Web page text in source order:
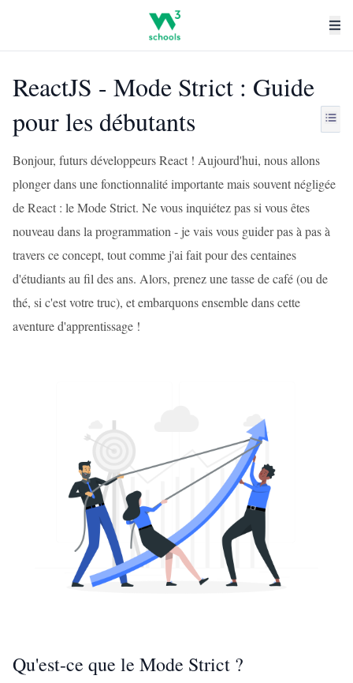
ReactJS - Mode Strict : Guide
pour les débutants
Bonjour, futurs développeurs React ! Aujourd'hui, nous allons
plonger dans une fonctionnalité importante mais souvent négligée
de React : le Mode Strict. Ne vous inquiétez pas si vous êtes
nouveau dans la programmation - je vais vous guider pas à pas à
travers ce concept, tout comme j'ai fait pour des centaines
d'étudiants au fil des ans. Alors, prenez une tasse de café (ou de
thé, si c'est votre truc), et embarquons ensemble dans cette
aventure d'apprentissage !
Qu'est-ce que le Mode Strict ?